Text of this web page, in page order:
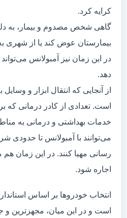
کرایه کرد.
گاهی شخص مصدوم و بیمار، به
بیمارستان عوض کند یا از شهری
در این زمان نیز آمبولانس می‌تواند
دهد.
از آنجایی که انتقال ابزار و
است. تعدادی از کادر درمانی که
خدمات بهداشتی و درمانی به
می‌توانند با آمبولانس تا حدودی
رسانی مهیا کنند. در این زمان
اجاره شود.
انتخاب خودروها بر اساس
است و در این میان، مجهزترین و